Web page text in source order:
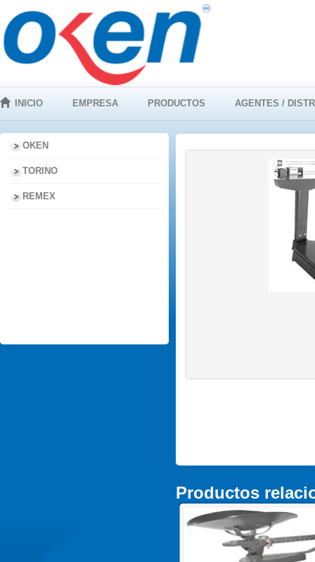
INICIO EMPRESA PRODUCTOS AGENTES /
OKEN
TORINO
REMEX
Productos